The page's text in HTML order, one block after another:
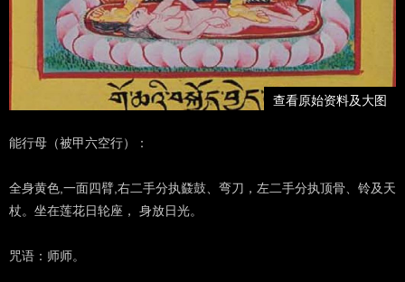
查看原始资料及大图
能行母（被甲六空行）：
全身黄色,一面四臂,右二手分执鼗鼓、弯刀，左二手分执顶骨、铃及天
杖。坐在莲花日轮座， 身放日光。
咒语：师师。